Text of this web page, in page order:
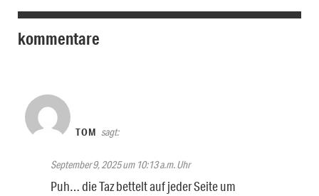
kommentare
TOM sagt:
September 9, 2025 um 10:13 a.m. Uhr
Puh… die Taz bettelt auf jeder Seite um